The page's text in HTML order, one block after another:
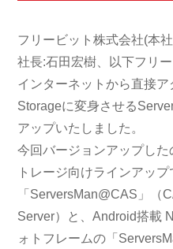
フリービット株式会社(本
社長:石田宏樹、以下フリ
インターネットから直接ア
Storageに変身させる
アップいたしました。
今回バージョンアップし
トレージ向けラインアップ
「ServersMan@CAS」（
Server）と、Android搭載
ォトフレームの「